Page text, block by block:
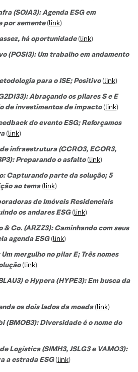
(SOJA3): Agenda ESG em
por semente(link)
há oportunidade(link)
(POSI3): Um trabalho em andamento
para o ISE; Positivo(link)
Abraçando os pilares S e E
de investimentos de impacto(link)
do evento ESG; Reforçamos
(link)
infraestrutura (CCRO3, ECOR3,
Preparando o asfalto(link)
Capturando parte da solução; 5
ao tema(link)
de Imóveis Residenciais
os andares ESG(link)
& Co. (ARZZ3): Caminhando com seus
agenda ESG(link)
mergulho no pilar E; Três nomes
(link)
e Hypera (HYPE3): Em busca da
os dois lados da moeda(link)
(BMOB3): Diversidade é o nome do
Logística (SIMH3, JSLG3 e VAMO3):
a estrada ESG(link)